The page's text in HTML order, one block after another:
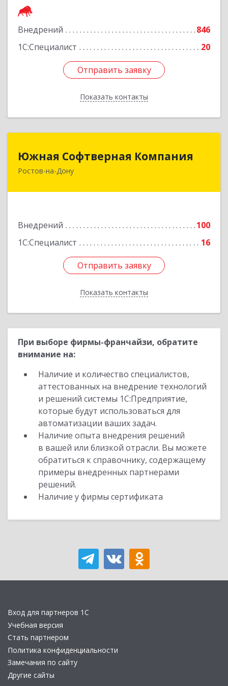
Внедрений
846
1С:Специалист
20
Отправить заявку
Показать контакты
Отправить заявку
Назад
Южная Софтверная Компания
Ростов-на-Дону
Внедрений
100
1С:Специалист
16
Отправить заявку
Показать контакты
Южная Софтверная Компания
344116, Ростовская обл, Ростов-на-Дону г, 2-я
Отправить заявку
Назад
При выборе фирмы-франчайзи, обратите
внимание на:
Наличие и количество специалистов,
аттестованных на внедрение технологий
и решений системы 1С:Предприятие,
которые будут использоваться для
автоматизации ваших задач.
Наличие опыта внедрения решений
в вашей или близкой отрасли. Вы можете
обратиться к справочнику, содержащему
примеры внедренных партнерами
решений.
Наличие у фирмы сертификата
Вход для партнеров 1С
Учебная версия
Стать партнером
Политика конфиденциальности
Замечания по сайту
Другие сайты